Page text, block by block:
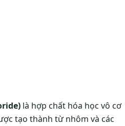
là hợp chất hóa học vô cơ
tạo thành từ nhôm và các